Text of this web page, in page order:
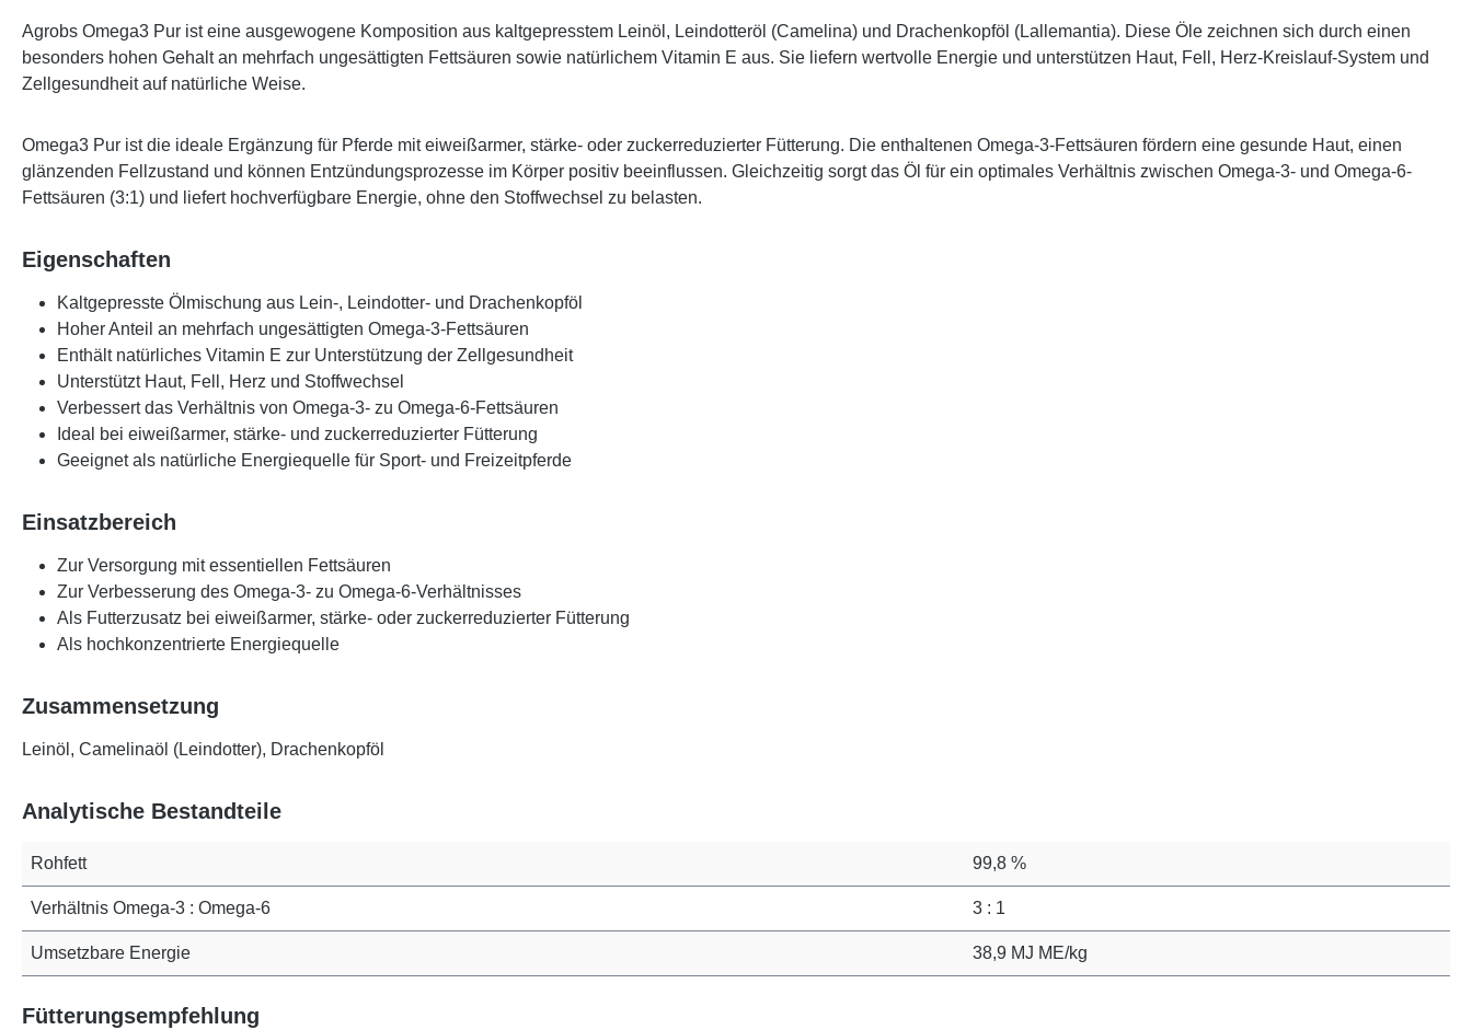
Agrobs Omega3 Pur ist eine ausgewogene Komposition aus kaltgepresstem Leinöl, Leindotteröl (Camelina) und Drachenkopföl (Lallemantia). Diese Öle zeichnen sich durch einen
besonders hohen Gehalt an mehrfach ungesättigten Fettsäuren sowie natürlichem Vitamin E aus. Sie liefern wertvolle Energie und unterstützen Haut, Fell, Herz-Kreislauf-System und
Zellgesundheit auf natürliche Weise.
Omega3 Pur ist die ideale Ergänzung für Pferde miteiweißarmer, stärke- oder zuckerreduzierter Fütterung. Die enthaltenen Omega-3-Fettsäuren fördern eine gesunde Haut, einen
glänzenden Fellzustand und können Entzündungsprozesse im Körper positiv beeinflussen. Gleichzeitig sorgt das Öl für ein optimales Verhältnis zwischen Omega-3- und Omega-6-
Fettsäuren (3:1) und liefert hochverfügbare Energie, ohne den Stoffwechsel zu belasten.
Eigenschaften
Kaltgepresste Ölmischung aus Lein-, Leindotter- und Drachenkopföl
Hoher Anteil an mehrfach ungesättigten Omega-3-Fettsäuren
Enthält natürliches Vitamin E zur Unterstützung der Zellgesundheit
Unterstützt Haut, Fell, Herz und Stoffwechsel
Verbessert das Verhältnis von Omega-3- zu Omega-6-Fettsäuren
Ideal bei eiweißarmer, stärke- und zuckerreduzierter Fütterung
Geeignet als natürliche Energiequelle für Sport- und Freizeitpferde
Einsatzbereich
Zur Versorgung mit essentiellen Fettsäuren
Zur Verbesserung des Omega-3- zu Omega-6-Verhältnisses
Als Futterzusatz bei eiweißarmer, stärke- oder zuckerreduzierter Fütterung
Als hochkonzentrierte Energiequelle
Zusammensetzung
Leinöl, Camelinaöl (Leindotter), Drachenkopföl
Analytische Bestandteile
Rohfett 99,8 %
Verhältnis Omega-3 : Omega-6 3 : 1
Umsetzbare Energie 38,9 MJ ME/kg
Fütterungsempfehlung